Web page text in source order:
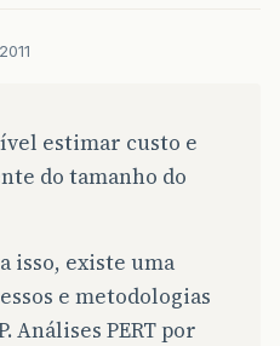
estimar custo e
do tamanho do
isso, existe uma
e metodologias
Análises PERT por